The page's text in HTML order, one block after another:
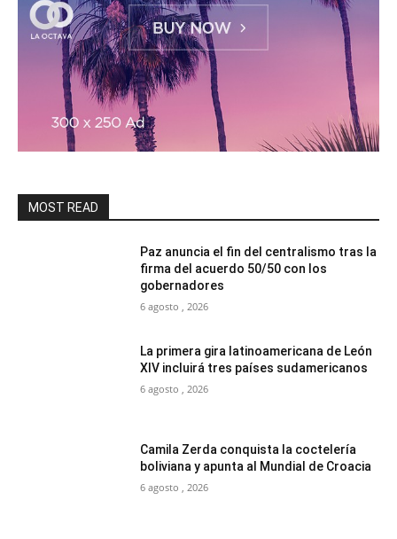
MOST READ
Paz anuncia el fin del centralismo tras la
firma del acuerdo 50/50 con los
gobernadores
6 agosto , 2026
La primera gira latinoamericana de León
XIV incluirá tres países sudamericanos
6 agosto , 2026
Camila Zerda conquista la coctelería
boliviana y apunta al Mundial de Croacia
6 agosto , 2026